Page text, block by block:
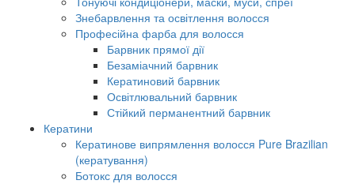
Знебарвлення та освітлення волосся
Професійна фарба для волосся
Барвник прямої дії
Безаміачний барвник
Кератиновий барвник
Освітлювальний барвник
Стійкий перманентний барвник
Кератини
Кератинове випрямлення волосся Pure Brazilian
(кератування)
Ботокс для волосся